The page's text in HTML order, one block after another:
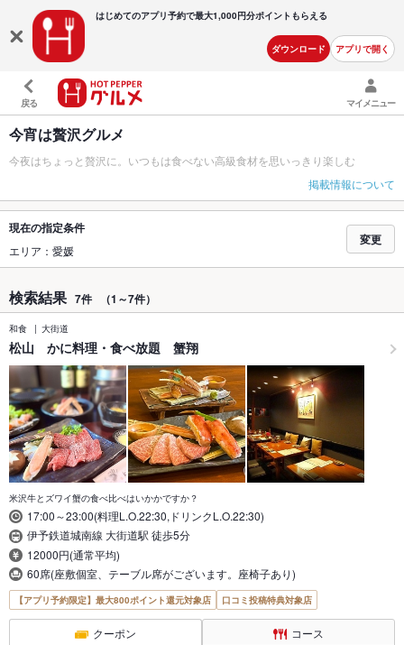
はじめてのアプリ予約で最大1,000円分ポイントもらえる
ダウンロード アプリで開く
戻る マイメニュー
今宵は贅沢グルメ
今夜はちょっと贅沢に。いつもは食べない高級食材を思いっきり楽しむ
掲載情報について
現在の指定条件
エリア：愛媛
変更
検索結果 7件 （1～7件）
和食 大街道
松山 かに料理・食べ放題 蟹翔
米沢牛とズワイ蟹の食べ比べはいかかですか？
17:00～23:00(料理L.O.22:30,ドリンクL.O.22:30)
伊予鉄道城南線 大街道駅 徒歩5分
12000円(通常平均)
60席(座敷個室、テーブル席がございます。座椅子あり)
【アプリ予約限定】最大800ポイント還元対象店 口コミ投稿特典対象店
クーポン コース